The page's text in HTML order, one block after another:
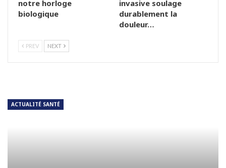
notre horloge
biologique
invasive soulage
durablement la
douleur…
PREV NEXT
ACTUALITÉ SANTÉ